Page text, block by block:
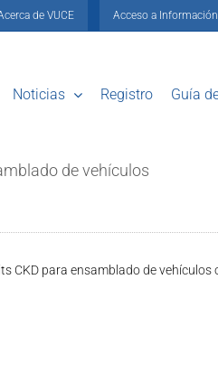
de VUCE Acceso a
Noticias Registro Guía
de vehículos
CKD para ensamblado de